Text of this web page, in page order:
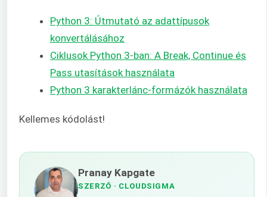
Python 3: Útmutató az adattípusok
konvertálásához
Ciklusok Python 3-ban: A Break, Continue és
Pass utasítások használata
Python 3 karakterlánc-formázók használata
Kellemes kódolást!
Pranay Kapgate
SZERZŐ · CLOUDSIGMA